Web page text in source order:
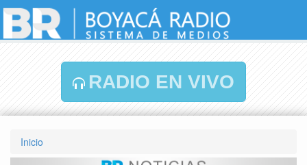
RADIO EN VIVO
Inicio